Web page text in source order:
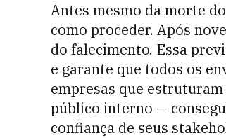
Antes mesmo da morte
como proceder. Após
do falecimento. Essa
e garante que todos os
empresas que
público interno —
confiança de seus